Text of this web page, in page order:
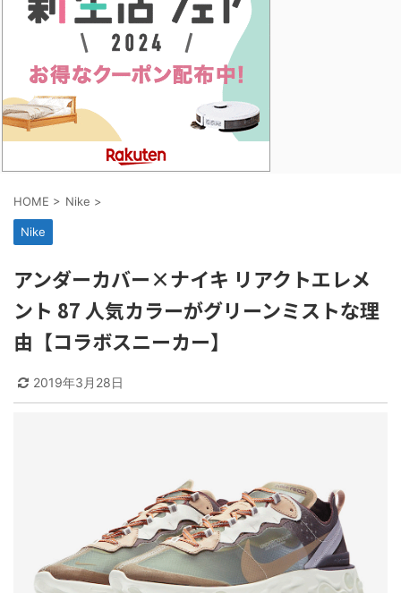
HOME > Nike >
Nike
アンダーカバー×ナイキ リアクトエレメ
ント 87 人気カラーがグリーンミストな理
由【コラボスニーカー】
2019年3月28日